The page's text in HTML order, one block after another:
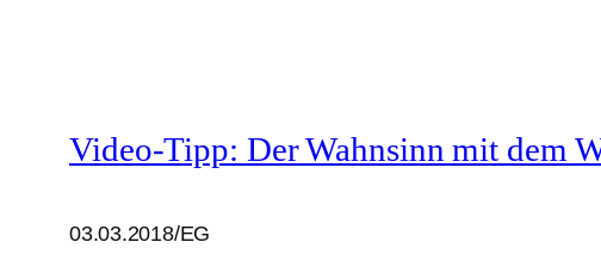
Video-Tipp: Der Wahnsinn mit dem
03.03.2018/EG